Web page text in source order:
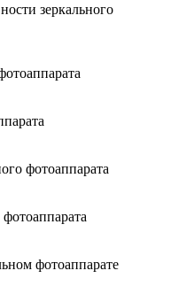
зеркального
фотоаппарата
фотоаппарате